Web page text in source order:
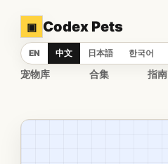
▣ Codex Pets
宠物库 合集 指南
EN 中文 日本語 한국어